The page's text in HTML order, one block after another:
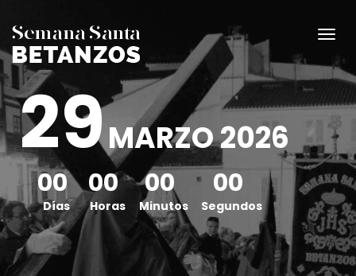
29MARZO 2026
00
Días
00
Horas
00
Minutos
00
Segundos